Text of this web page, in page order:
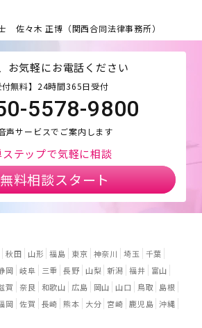
佐々木 正博（関西合同法律事務所）
お気軽にお電話ください
付無料】24時間365日受付
5578-9800
声サービスでご案内します
テップで気軽に相談
無料相談スタート
秋田 山形 福島 東京 神奈川 埼玉
千葉
岡 岐阜 三重 長野 山梨 新潟 福井
富山
賀 奈良 和歌山 広島 岡山 山口 鳥取
島根
岡 佐賀 長崎 熊本 大分 宮崎 鹿児島 沖縄